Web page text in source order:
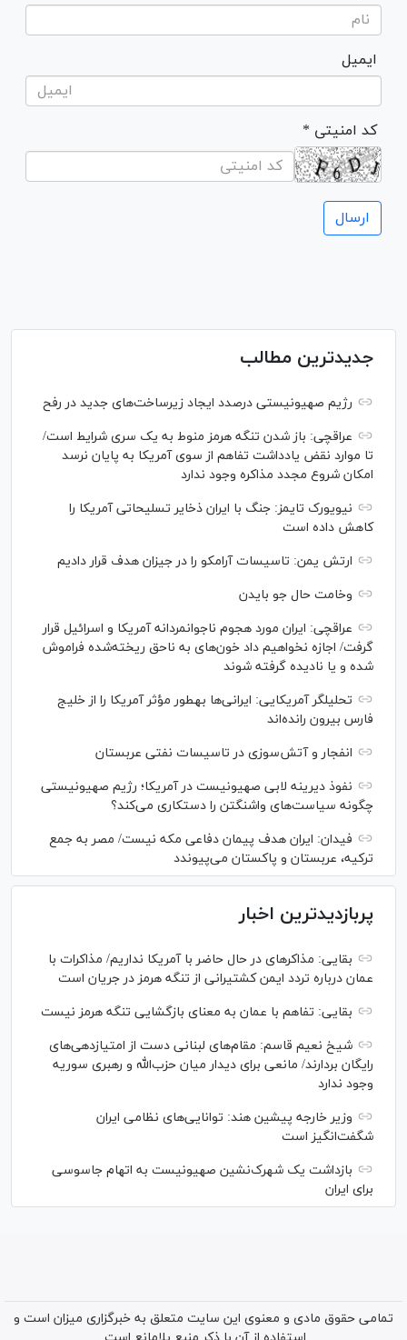
ایمیل
* کد امنیتی
جدیدترین مطالب
رژیم صهیونیستی درصدد ایجاد زیرساخت‌های جدید در رفح
عراقچی: باز شدن تنگه هرمز منوط به یک سری شرایط است/
تا موارد نقض یادداشت تفاهم از سوی آمریکا به پایان نرسد
امکان شروع مجدد مذاکره وجود ندارد
نیویورک تایمز: جنگ با ایران ذخایر تسلیحاتی آمریکا را
کاهش داده است
ارتش یمن: تاسیسات آرامکو را در جیزان هدف قرار دادیم
وخامت حال جو بایدن
عراقچی: ایران مورد هجوم ناجوانمردانه آمریکا و اسرائیل قرار
گرفت/ اجازه نخواهیم داد خون‌های به ناحق ریخته‌شده فراموش
شده و یا نادیده گرفته شوند
تحلیلگر آمریکایی: ایرانی‌ها به‎طور مؤثر آمریکا را از خلیج
فارس بیرون رانده‌اند
انفجار و آتش‌سوزی در تاسیسات نفتی عربستان
نفوذ دیرینه لابی صهیونیست در آمریکا؛ رژیم صهیونیستی
چگونه سیاست‌های واشنگتن را دستکاری می‌کند؟
فیدان: ایران هدف پیمان دفاعی مکه نیست/ مصر به جمع
ترکیه، عربستان و پاکستان می‌پیوندد
پربازدیدترین اخبار
بقایی: مذاکره‎ای در حال حاضر با آمریکا نداریم/ مذاکرات با
عمان درباره تردد ایمن کشتیرانی از تنگه هرمز در جریان است
بقایی: تفاهم با عمان به معنای بازگشایی تنگه هرمز نیست
شیخ نعیم قاسم: مقام‌های لبنانی دست از امتیازدهی‌های
رایگان بردارند/ مانعی برای دیدار میان حزب‌الله و رهبری سوریه
وجود ندارد
وزیر خارجه پیشین هند: توانایی‌های نظامی ایران
شگفت‌انگیز است
بازداشت یک شهرک‌نشین صهیونیست به اتهام جاسوسی
برای ایران
تمامی حقوق مادی و معنوی این سایت متعلق به خبرگزاری میزان است و